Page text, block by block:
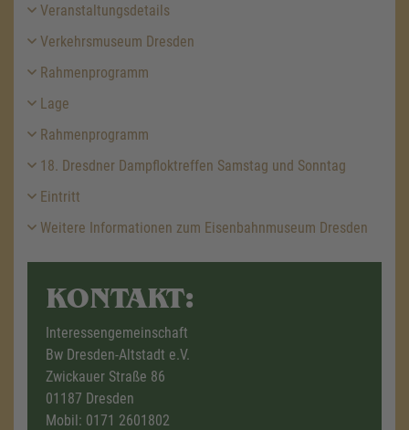
Veranstaltungsdetails
Verkehrsmuseum Dresden
Rahmenprogramm
Lage
Rahmenprogramm
18. Dresdner Dampfloktreffen Samstag und Sonntag
Eintritt
Weitere Informationen zum Eisenbahnmuseum Dresden
KONTAKT:
Interessengemeinschaft
Bw Dresden-Altstadt e.V.
Zwickauer Straße 86
01187 Dresden
Mobil: 0171 2601802